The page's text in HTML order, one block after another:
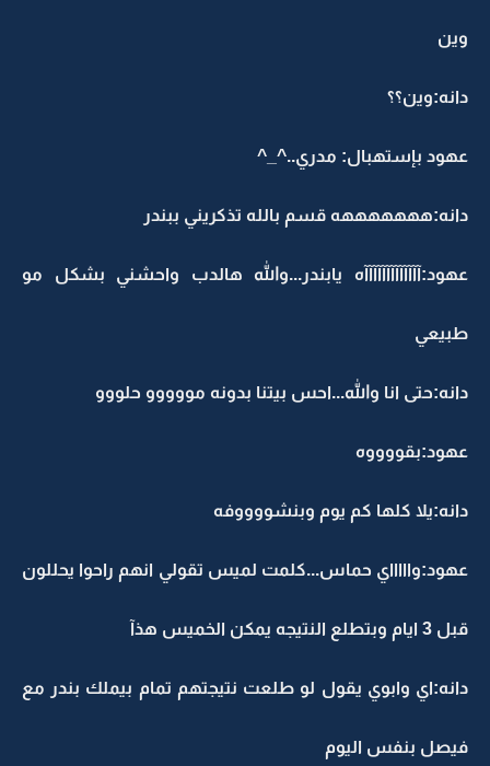
وين
دانه:وين؟؟
عهود بإستهبال: مدري..^_^
دانه:هههههههه قسم بالله تذكريني ببندر
عهود:آآآآآآآآآآآآآه يابندر...والله هالدب واحشني بشكل مو
طبيعي
دانه:حتى انا والله...احس بيتنا بدونه مووووو حلووو
عهود:بقووووه
دانه:يلا كلها كم يوم وبنشووووفه
عهود:واااااي حماس...كلمت لميس تقولي انهم راحوا يحللون
قبل 3 ايام وبتطلع النتيجه يمكن الخميس هذآ
دانه:اي وابوي يقول لو طلعت نتيجتهم تمام بيملك بندر مع
فيصل بنفس اليوم